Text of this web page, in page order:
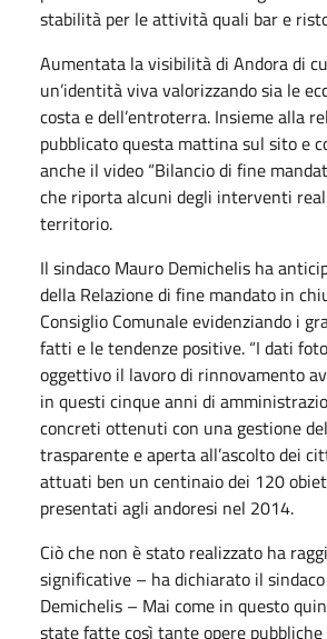
stabilità per le attività quali bar e
Aumentata la visibilità di Andora di
un’identità viva valorizzando sia le
costa e dell’entroterra. Insieme alla
pubblicato questa mattina sul sito e
anche il video “Bilancio di fine
che riporta alcuni degli interventi
territorio.
Il sindaco Mauro Demichelis ha
della Relazione di fine mandato in
Consiglio Comunale evidenziando i
fatti e le tendenze positive. “I dati
oggettivo il lavoro di rinnovamento
in questi cinque anni di
concreti ottenuti con una gestione
trasparente e aperta all’ascolto dei
attuati ben un centinaio dei 120
presentati agli andoresi nel 2014.
Ciò che non è stato realizzato ha
significative – ha dichiarato il
Demichelis – Mai come in questo
state fatte così tante opere